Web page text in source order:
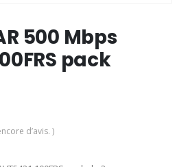
500 Mbps
pack
d’avis. )